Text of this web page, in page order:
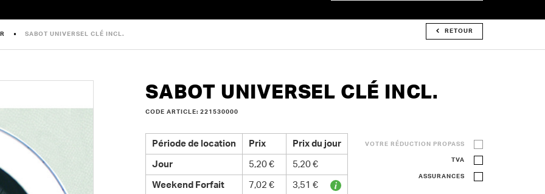
SABOT UNIVERSEL CLÉ INCL. RETOUR
SABOT UNIVERSEL CLÉ INCL.
CODE ARTICLE: 221530000
Période de location Prix Prix du jour
Jour 5,20 € 5,20 €
Weekend Forfait 7,02 € 3,51 €
VOTRE RÉDUCTION PROPASS
TVA
ASSURANCES